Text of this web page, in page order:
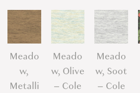
Meado
w,
Metalli
Meado
w, Olive
– Cole
Meado
w, Soot
– Cole